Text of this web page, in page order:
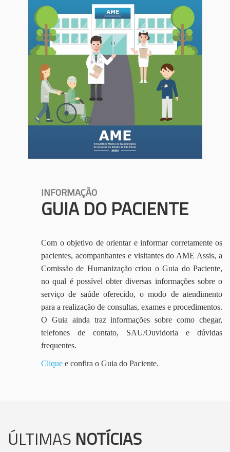
INFORMAÇÃO
GUIA DO PACIENTE
Com o objetivo de orientar e informar corretamente os
pacientes, acompanhantes e visitantes do AME Assis, a
Comissão de Humanização criou o Guia do Paciente,
no qual é possível obter diversas informações sobre o
serviço de saúde oferecido, o modo de atendimento
para a realização de consultas, exames e procedimentos.
O Guia ainda traz informações sobre como chegar,
telefones de contato, SAU/Ouvidoria e dúvidas
frequentes.
Clique e confira o Guia do Paciente.
ÚLTIMAS NOTÍCIAS